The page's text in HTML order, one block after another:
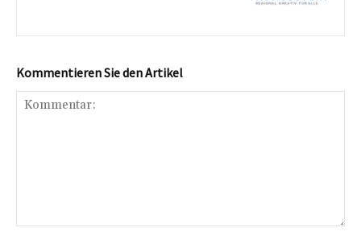
Kommentieren Sie den Artikel